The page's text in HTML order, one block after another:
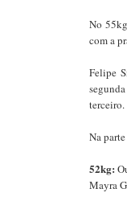
No
com a
Felipe
terceiro.
Na
52kg:
Mayra